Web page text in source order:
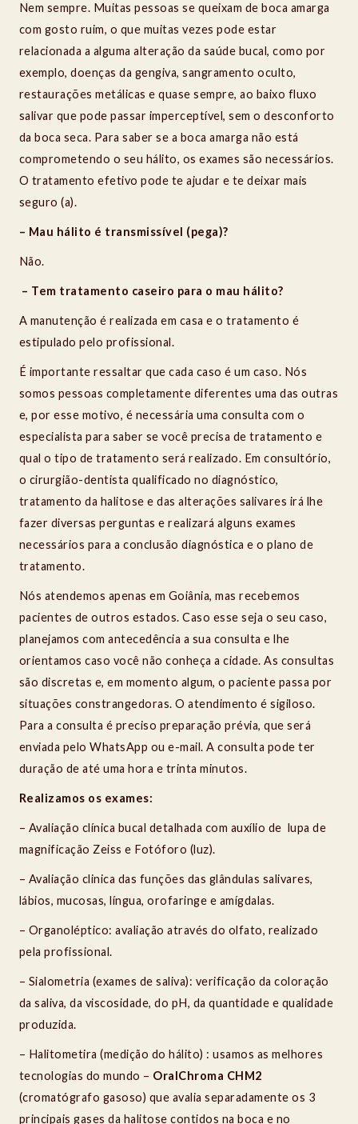
Nem sempre. Muitas pessoas se queixam de boca amarga
com gosto ruim, o que muitas vezes pode estar
relacionada a alguma alteração da saúde bucal, como por
exemplo, doenças da gengiva, sangramento oculto,
restaurações metálicas e quase sempre, ao baixo fluxo
salivar que pode passar imperceptível, sem o desconforto
da boca seca. Para saber se a boca amarga não está
comprometendo o seu hálito, os exames são necessários.
O tratamento efetivo pode te ajudar e te deixar mais
seguro (a).
– Mau hálito é transmissível (pega)?
Não.
– Tem tratamento caseiro para o mau hálito?
A manutenção é realizada em casa e o tratamento é
estipulado pelo profissional.
É importante ressaltar que cada caso é um caso. Nós
somos pessoas completamente diferentes uma das outras
e, por esse motivo, é necessária uma consulta com o
especialista para saber se você precisa de tratamento e
qual o tipo de tratamento será realizado. Em consultório,
o cirurgião-dentista qualificado no diagnóstico,
tratamento da halitose e das alterações salivares irá lhe
fazer diversas perguntas e realizará alguns exames
necessários para a conclusão diagnóstica e o plano de
tratamento.
Nós atendemos apenas em Goiânia, mas recebemos
pacientes de outros estados. Caso esse seja o seu caso,
planejamos com antecedência a sua consulta e lhe
orientamos caso você não conheça a cidade. As consultas
são discretas e, em momento algum, o paciente passa por
situações constrangedoras. O atendimento é sigiloso.
Para a consulta é preciso preparação prévia, que será
enviada pelo WhatsApp ou e-mail. A consulta pode ter
duração de até uma hora e trinta minutos.
Realizamos os exames:
– Avaliação clínica bucal detalhada com auxílio de lupa de
magnificação Zeiss e Fotóforo (luz).
– Avaliação clinica das funções das glândulas salivares,
lábios, mucosas, língua, orofaringe e amígdalas.
– Organoléptico: avaliação através do olfato, realizado
pela profissional.
– Sialometria (exames de saliva): verificação da coloração
da saliva, da viscosidade, do pH, da quantidade e qualidade
produzida.
– Halitometira (medição do hálito) : usamos as melhores
tecnologias do mundo – OralChroma CHM2
(cromatógrafo gasoso) que avalia separadamente os 3
principais gases da halitose contidos na boca e no